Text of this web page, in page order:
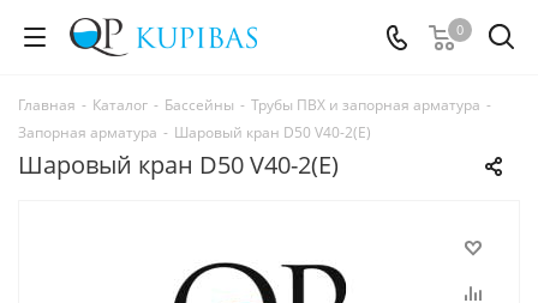
0
Главная - Каталог - Бассейны - Трубы ПВХ и запорная арматура -
Запорная арматура - Шаровый кран D50 V40-2(Е)
Шаровый кран D50 V40-2(Е)